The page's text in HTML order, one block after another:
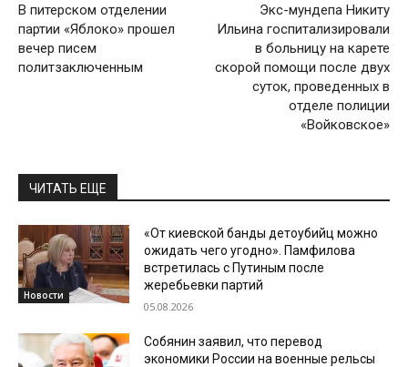
В питерском отделении
партии «Яблоко» прошел
вечер писем
политзаключенным
Экс-мундепа Никиту
Ильина госпитализировали
в больницу на карете
скорой помощи после двух
суток, проведенных в
отделе полиции
«Войковское»
ЧИТАТЬ ЕЩЕ
Новости
«От киевской банды детоубийц можно
ожидать чего угодно». Памфилова
встретилась с Путиным после
жеребьевки партий
05.08.2026
Собянин заявил, что перевод
экономики России на военные рельсы